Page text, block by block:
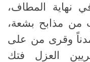
نهاية المطاف،
من مذابح بشعة،
مدناً وقرى من على
العزل فتك